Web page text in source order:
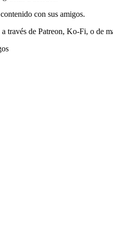
con sus amigos.
través de Patreon, Ko-Fi, o de